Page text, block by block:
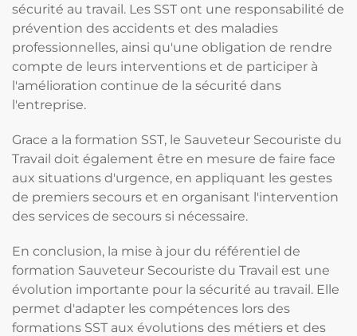
sécurité au travail. Les SST ont une responsabilité de
prévention des accidents et des maladies
professionnelles, ainsi qu'une obligation de rendre
compte de leurs interventions et de participer à
l'amélioration continue de la sécurité dans
l'entreprise.
Grace a la formation SST, le Sauveteur Secouriste du
Travail doit également être en mesure de faire face
aux situations d'urgence, en appliquant les gestes
de premiers secours et en organisant l'intervention
des services de secours si nécessaire.
En conclusion, la mise à jour du référentiel de
formation Sauveteur Secouriste du Travail est une
évolution importante pour la sécurité au travail. Elle
permet d'adapter les compétences lors des
formations SST aux évolutions des métiers et des